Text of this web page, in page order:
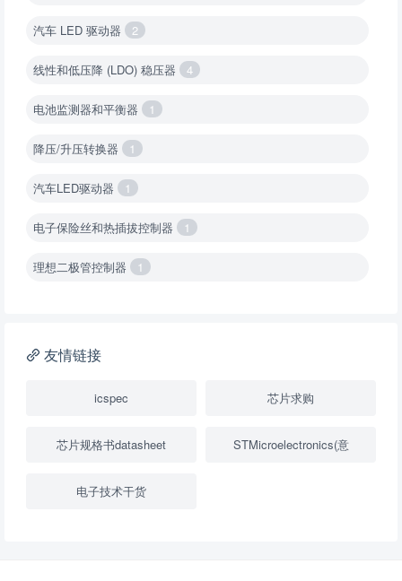
汽车 LED 驱动器 2
线性和低压降 (LDO) 稳压器 4
电池监测器和平衡器 1
降压/升压转换器 1
汽车LED驱动器 1
电子保险丝和热插拔控制器 1
理想二极管控制器 1
降压转换器（继承开关）
USB隔离器 1
友情链接
icspec 芯片求购
芯片规格书datasheet STMicroelectronics(意
电子技术干货